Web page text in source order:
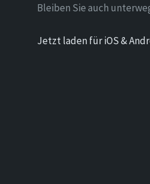
Bleiben Sie auch
Jetzt laden für iOS &